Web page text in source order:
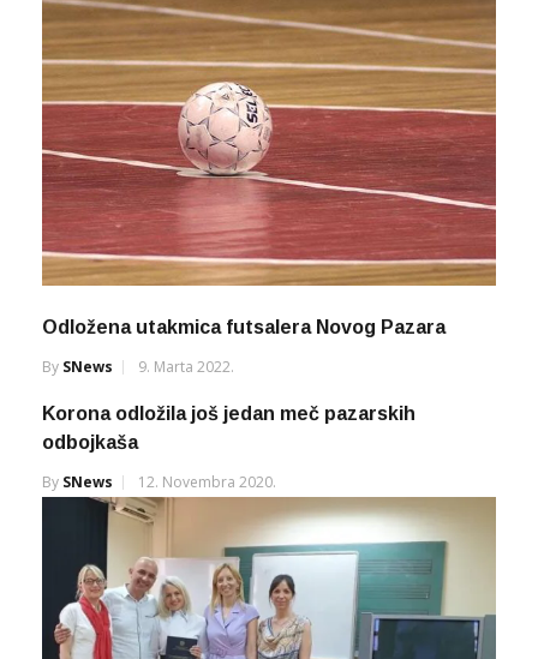
Odložena utakmica futsalera Novog Pazara
By SNews 9. Marta 2022.
Korona odložila još jedan meč pazarskih
odbojkaša
By SNews 12. Novembra 2020.